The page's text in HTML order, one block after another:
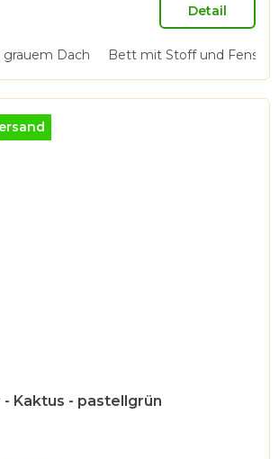
Detail
Dach Bett mit Stoff und Fenster
Kaktus - pastellgrün